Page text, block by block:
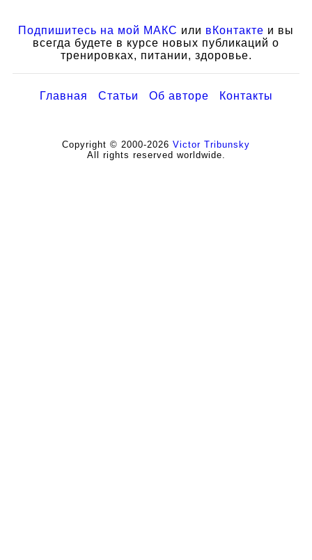
Подпишитесь на мой МАКС или вКонтакте и вы
всегда будете в курсе новых публикаций о
тренировках, питании, здоровье.
Главная Статьи Об авторе Контакты
Copyright © 2000-2026 Victor Tribunsky
All rights reserved worldwide.